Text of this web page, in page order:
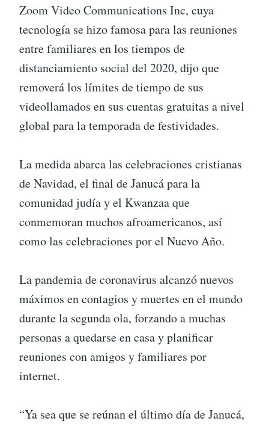
Zoom Video Communications Inc, cuya
tecnología se hizo famosa para las reuniones
entre familiares en los tiempos de
distanciamiento social del 2020, dijo que
removerá los límites de tiempo de sus
videollamados en sus cuentas gratuitas a nivel
global para la temporada de festividades.
La medida abarca las celebraciones cristianas
de Navidad, el final de Janucá para la
comunidad judía y el Kwanzaa que
conmemoran muchos afroamericanos, así
como las celebraciones por el Nuevo Año.
La pandemia de coronavirus alcanzó nuevos
máximos en contagios y muertes en el mundo
durante la segunda ola, forzando a muchas
personas a quedarse en casa y planificar
reuniones con amigos y familiares por
internet.
“Ya sea que se reúnan el último día de Janucá,